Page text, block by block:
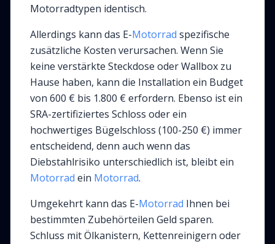
Motorradtypen identisch.
Allerdings kann das E-Motorrad spezifische
zusätzliche Kosten verursachen. Wenn Sie
keine verstärkte Steckdose oder Wallbox zu
Hause haben, kann die Installation ein Budget
von 600 € bis 1.800 € erfordern. Ebenso ist ein
SRA-zertifiziertes Schloss oder ein
hochwertiges Bügelschloss (100-250 €) immer
entscheidend, denn auch wenn das
Diebstahlrisiko unterschiedlich ist, bleibt ein
Motorrad ein Motorrad.
Umgekehrt kann das E-Motorrad Ihnen bei
bestimmten Zubehörteilen Geld sparen.
Schluss mit Ölkanistern, Kettenreinigern oder